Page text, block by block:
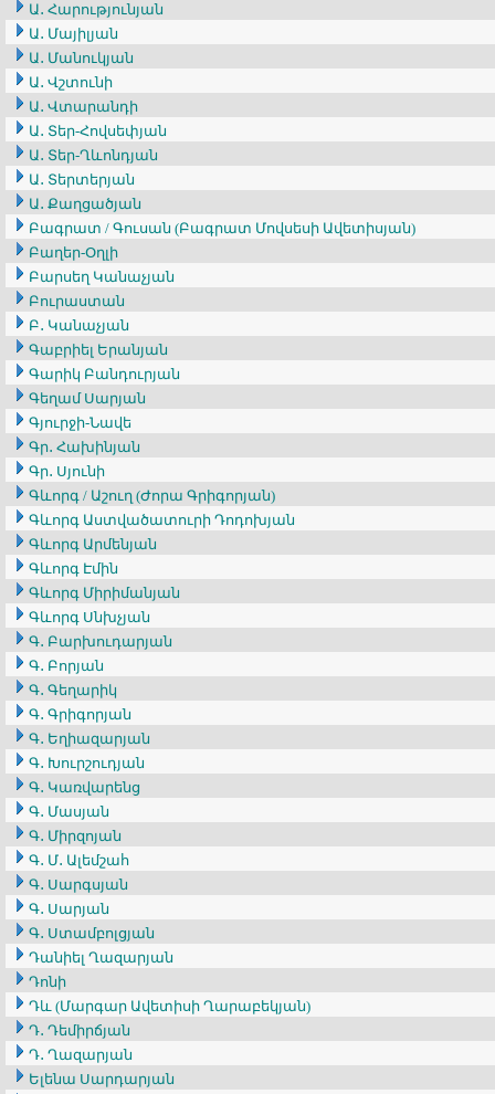
Ա․ Հարությունյան
Ա․ Մայիլյան
Ա․ Մանուկյան
Ա․ Վշտունի
Ա․ Վտարանդի
Ա․ Տեր-Հովսեփյան
Ա․ Տեր-Ղևոնդյան
Ա․ Տերտերյան
Ա․ Քաղցածյան
Բագրատ / Գուսան (Բագրատ Մովսեսի Ավետիսյան)
Բաղեր-Օղլի
Բարսեղ Կանաչյան
Բուրաստան
Բ․ Կանաչյան
Գաբրիել Երանյան
Գարիկ Բանդուրյան
Գեղամ Սարյան
Գյուրջի-Նավե
Գր․ Հախինյան
Գր․ Սյունի
Գևորգ / Աշուղ (Ժորա Գրիգորյան)
Գևորգ Աստվածատուրի Դոդոխյան
Գևորգ Արմենյան
Գևորգ Էմին
Գևորգ Միրիմանյան
Գևորգ Սնխչյան
Գ․ Բարխուդարյան
Գ․ Բորյան
Գ․ Գեղարիկ
Գ․ Գրիգորյան
Գ․ Եղիազարյան
Գ․ Խուրշուդյան
Գ․ Կառվարենց
Գ․ Մասյան
Գ․ Միրզոյան
Գ․ Մ․ Ալեմշահ
Գ․ Սարգսյան
Գ․ Սարյան
Գ․ Ստամբոլցյան
Դանիել Ղազարյան
Դոնի
Դև (Մարգար Ավետիսի Ղարաբեկյան)
Դ․ Դեմիրճյան
Դ․ Ղազարյան
Ելենա Սարդարյան